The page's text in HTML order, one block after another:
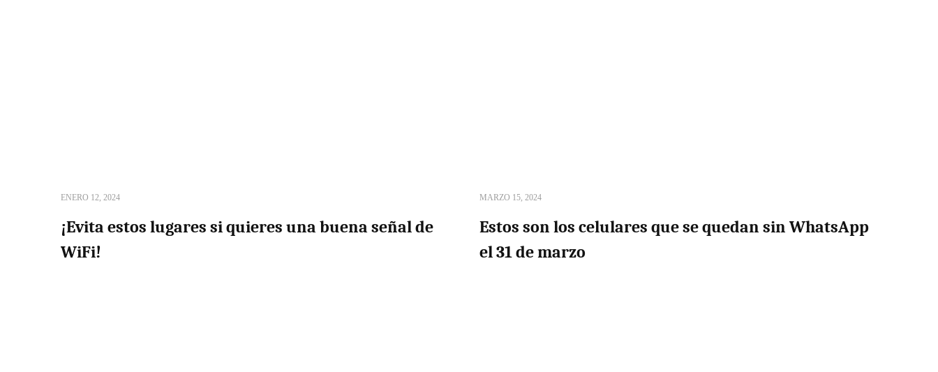
ENERO 12, 2024
¡Evita estos lugares si quieres una buena señal de
WiFi!
MARZO 15, 2024
Estos son los celulares que se quedan sin WhatsApp
el 31 de marzo